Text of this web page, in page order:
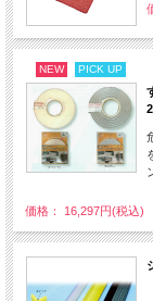
NEW PICK UP
価格： 16,297円(税込)